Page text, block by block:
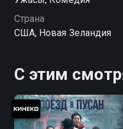
Страна
США, Новая Зеландия
С этим